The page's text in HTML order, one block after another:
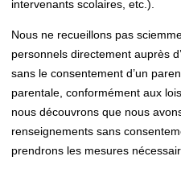
intervenants scolaires, etc.).
Nous ne recueillons pas
personnels directement auprès
sans le consentement d’un
parentale, conformément aux
nous découvrons que nous
renseignements sans
prendrons les mesures